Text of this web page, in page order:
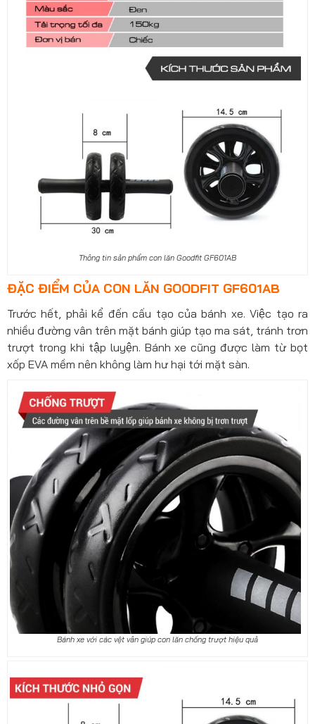
Thông tin sản phẩm con lăn Goodfit GF601AB
ĐẶC ĐIỂM CỦA CON LĂN GOODFIT GF601AB
Trước hết, phải kể đến cấu tạo của bánh xe. Việc tạo ra
nhiều đường vân trên mặt bánh giúp tạo ma sát, tránh trơn
trượt trong khi tập luyện. Bánh xe cũng được làm từ bọt
xốp EVA mềm nên không làm hư hại tới mặt sàn.
Bánh xe với các vệt vân giúp con lăn chống trượt hiệu quả